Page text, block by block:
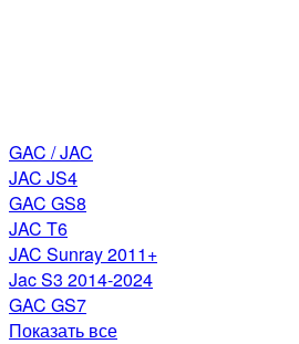
GAC / JAC
JAC JS4
GAC GS8
JAC T6
JAC Sunray 2011+
Jac S3 2014-2024
GAC GS7
Показать все